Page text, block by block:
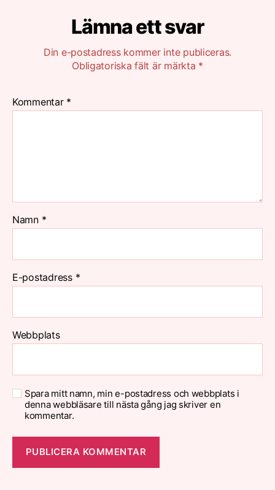
Lämna ett svar
Din e-postadress kommer inte publiceras.
Obligatoriska fält är märkta *
Kommentar *
Namn *
E-postadress *
Webbplats
Spara mitt namn, min e-postadress och webbplats i
denna webbläsare till nästa gång jag skriver en
kommentar.